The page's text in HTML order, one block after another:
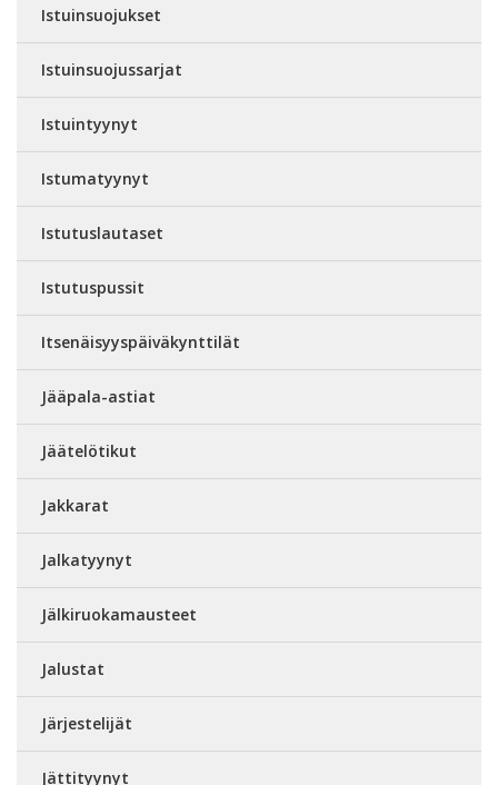
Istuinsuojukset
Istuinsuojussarjat
Istuintyynyt
Istumatyynyt
Istutuslautaset
Istutuspussit
Itsenäisyyspäiväkynttilät
Jääpala-astiat
Jäätelötikut
Jakkarat
Jalkatyynyt
Jälkiruokamausteet
Jalustat
Järjestelijät
Jättityynyt